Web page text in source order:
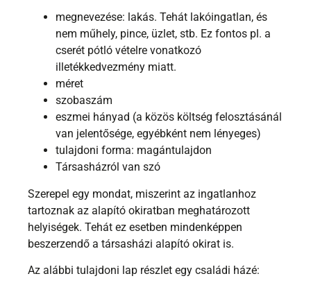
megnevezése: lakás. Tehát lakóingatlan, és
nem műhely, pince, üzlet, stb. Ez fontos pl. a
cserét pótló vételre vonatkozó
illetékkedvezmény miatt.
méret
szobaszám
eszmei hányad (a közös költség felosztásánál
van jelentősége, egyébként nem lényeges)
tulajdoni forma: magántulajdon
Társasházról van szó
Szerepel egy mondat, miszerint az ingatlanhoz
tartoznak az alapító okiratban meghatározott
helyiségek. Tehát ez esetben mindenképpen
beszerzendő a társasházi alapító okirat is.
Az alábbi tulajdoni lap részlet egy családi házé: